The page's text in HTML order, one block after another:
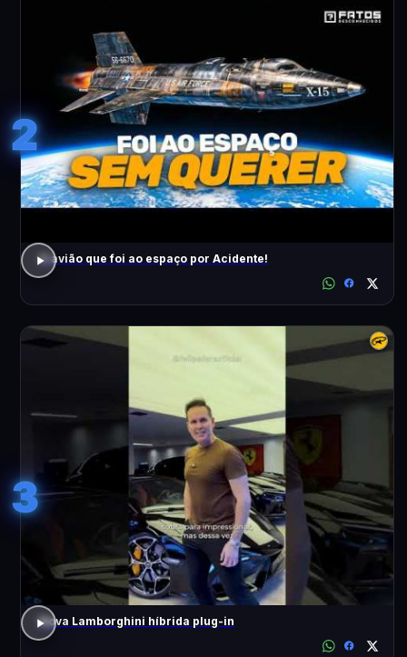
2
O avião que foi ao espaço por Acidente!
3
Nova Lamborghini híbrida plug-in